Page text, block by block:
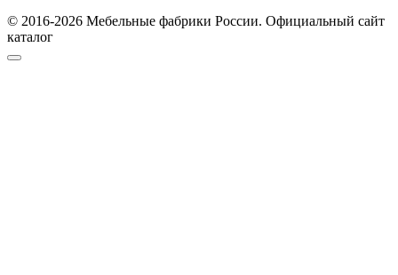
© 2016-2026 Мебельные фабрики России. Официальный сайт
каталог